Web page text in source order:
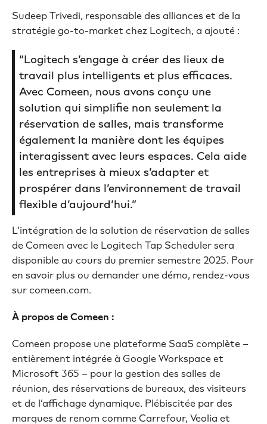
Sudeep Trivedi, responsable des alliances et de la
stratégie go-to-market chez Logitech, a ajouté :
“Logitech s’engage à créer des lieux de
travail plus intelligents et plus efficaces.
Avec Comeen, nous avons conçu une
solution qui simplifie non seulement la
réservation de salles, mais transforme
également la manière dont les équipes
interagissent avec leurs espaces. Cela aide
les entreprises à mieux s’adapter et
prospérer dans l’environnement de travail
flexible d’aujourd’hui.”
L’intégration de la solution de réservation de salles
de Comeen avec le Logitech Tap Scheduler sera
disponible au cours du premier semestre 2025. Pour
en savoir plus ou demander une démo, rendez-vous
sur comeen.com.
À propos de Comeen :
Comeen propose une plateforme SaaS complète –
entièrement intégrée à Google Workspace et
Microsoft 365 – pour la gestion des salles de
réunion, des réservations de bureaux, des visiteurs
et de l’affichage dynamique. Plébiscitée par des
marques de renom comme Carrefour, Veolia et